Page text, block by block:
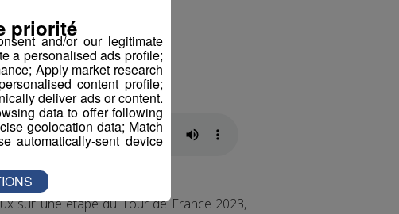
sur une étape du Tour de France 2023,
and/or our legitimate
a personalised ads profile;
Apply market research
content profile;
deliver ads or content.
data to offer following
geolocation data; Match
automatically-sent device
priorité